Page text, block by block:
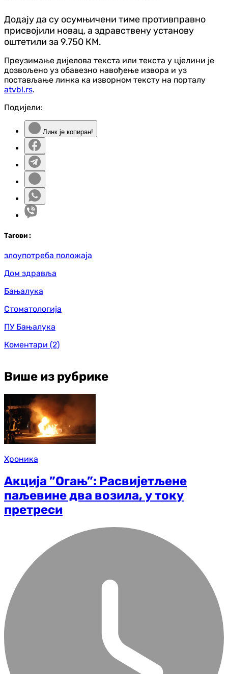
Додају да су осумњичени тиме противправно
присвојили новац, а здравствену установу
оштетили за 9.750 КМ.
Преузимање дијелова текста или текста у цјелини је
дозвољено уз обавезно навођење извора и уз
постављање линка ка изворном тексту на порталу
atvbl.rs.
Подијели:
Линк је копиран!
Тагови :
злоупотреба положаја
Дом здравља
Бањалука
Стоматологија
ПУ Бањалука
Коментари (2)
Више из рубрике
Хроника
Акција ”Огањ”: Расвијетљене
паљевине два возила, у току
претреси